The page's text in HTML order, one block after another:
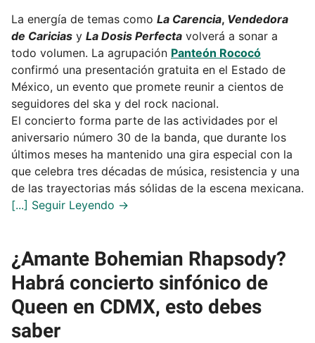
La energía de temas como La Carencia, Vendedora
de Caricias y La Dosis Perfecta volverá a sonar a
todo volumen. La agrupación Panteón Rococó
confirmó una presentación gratuita en el Estado de
México, un evento que promete reunir a cientos de
seguidores del ska y del rock nacional.
El concierto forma parte de las actividades por el
aniversario número 30 de la banda, que durante los
últimos meses ha mantenido una gira especial con la
que celebra tres décadas de música, resistencia y una
de las trayectorias más sólidas de la escena mexicana.
¿Amante Bohemian Rhapsody?
Habrá concierto sinfónico de
Queen en CDMX, esto debes
saber